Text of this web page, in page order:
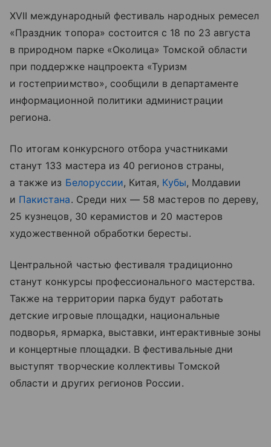
XVII международный фестиваль народных ремесел
«Праздник топора» состоится с 18 по 23 августа
в природном парке «Околица» Томской области
при поддержке нацпроекта «Туризм
и гостеприимство», сообщили в департаменте
информационной политики администрации
региона.
По итогам конкурсного отбора участниками
станут 133 мастера из 40 регионов страны,
а также из Белоруссии, Китая, Кубы, Молдавии
и Пакистана. Среди них — 58 мастеров по дереву,
25 кузнецов, 30 керамистов и 20 мастеров
художественной обработки бересты.
Центральной частью фестиваля традиционно
станут конкурсы профессионального мастерства.
Также на территории парка будут работать
детские игровые площадки, национальные
подворья, ярмарка, выставки, интерактивные зоны
и концертные площадки. В фестивальные дни
выступят творческие коллективы Томской
области и других регионов России.